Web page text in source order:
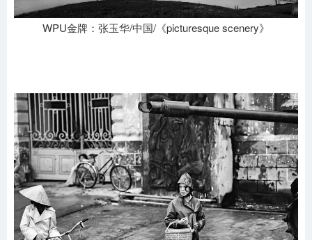
WPU金牌：张玉华/中国/《picturesque scenery》